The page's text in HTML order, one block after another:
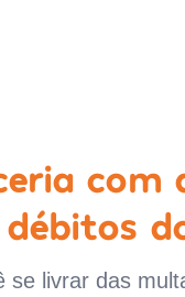
livrar das